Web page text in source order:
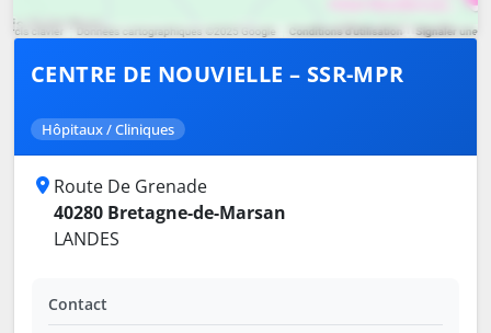
CENTRE DE NOUVIELLE – SSR-MPR
Hôpitaux / Cliniques
Route De Grenade
40280 Bretagne-de-Marsan
LANDES
Contact